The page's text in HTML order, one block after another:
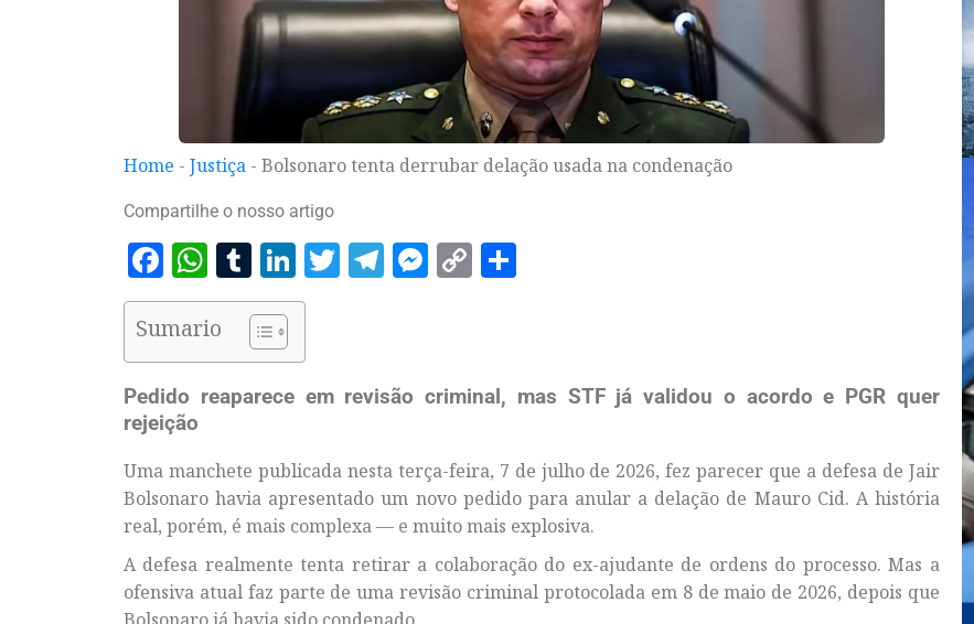
Home - Justiça - Bolsonaro tenta derrubar delação usada na condenação
Compartilhe o nosso artigo
Facebook
WhatsApp
Tumblr
LinkedIn
Twitter
Telegram
Messenger
Copy
Sumario
Pedido reaparece em revisão criminal, mas STF já validou o acordo e PGR quer
rejeição
Uma manchete publicada nesta terça-feira, 7 de julho de 2026, fez parecer que a defesa de Jair
Bolsonaro havia apresentado um novo pedido para anular a delação de Mauro Cid. A história
real, porém, é mais complexa — e muito mais explosiva.
A defesa realmente tenta retirar a colaboração do ex-ajudante de ordens do processo. Mas a
ofensiva atual faz parte de uma revisão criminal protocolada em 8 de maio de 2026, depois que